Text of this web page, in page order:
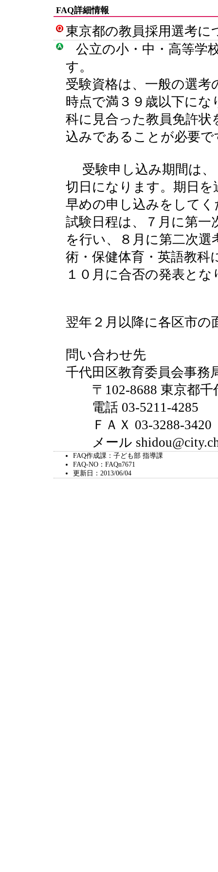
FAQ詳細情報
東京都の教員採用選考
公立の小・中・高等学
す。
受験資格は、一般の選考
時点で満３９歳以下に
科に見合った教員免許
込みであることが必要で
受験申し込み期間は、
切日になります。期日
早めの申し込みをしてく
試験日程は、７月に第一
を行い、８月に第二次
術・保健体育・英語教
１０月に合否の発表とな
翌年２月以降に各区市
問い合わせ先
千代田区教育委員会事務
〒102-8688 東京都千
電話 03-5211-4285
ＦＡＸ 03-3288-3420
メール
FAQ作成課：子ども部 指導課
FAQ-NO：FAQn7671
更新日：2013/06/04